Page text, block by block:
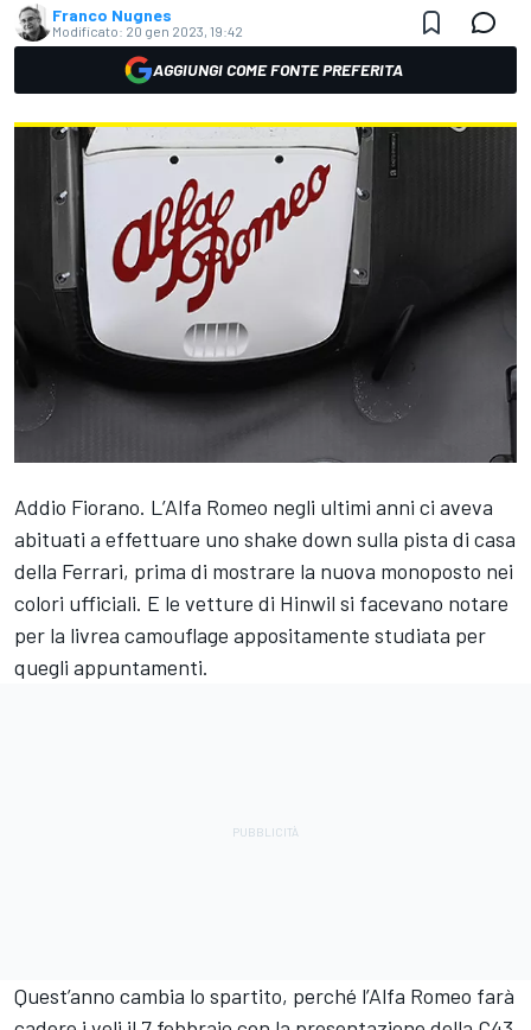
Franco Nugnes
Modificato: 20 gen 2023, 19:42
AGGIUNGI COME FONTE PREFERITA
Addio Fiorano. L’Alfa Romeo negli ultimi anni ci aveva
abituati a effettuare uno shake down sulla pista di casa
della Ferrari, prima di mostrare la nuova monoposto nei
colori ufficiali. E le vetture di Hinwil si facevano notare
per la livrea camouflage appositamente studiata per
quegli appuntamenti.
Quest’anno cambia lo spartito, perché l’Alfa Romeo farà